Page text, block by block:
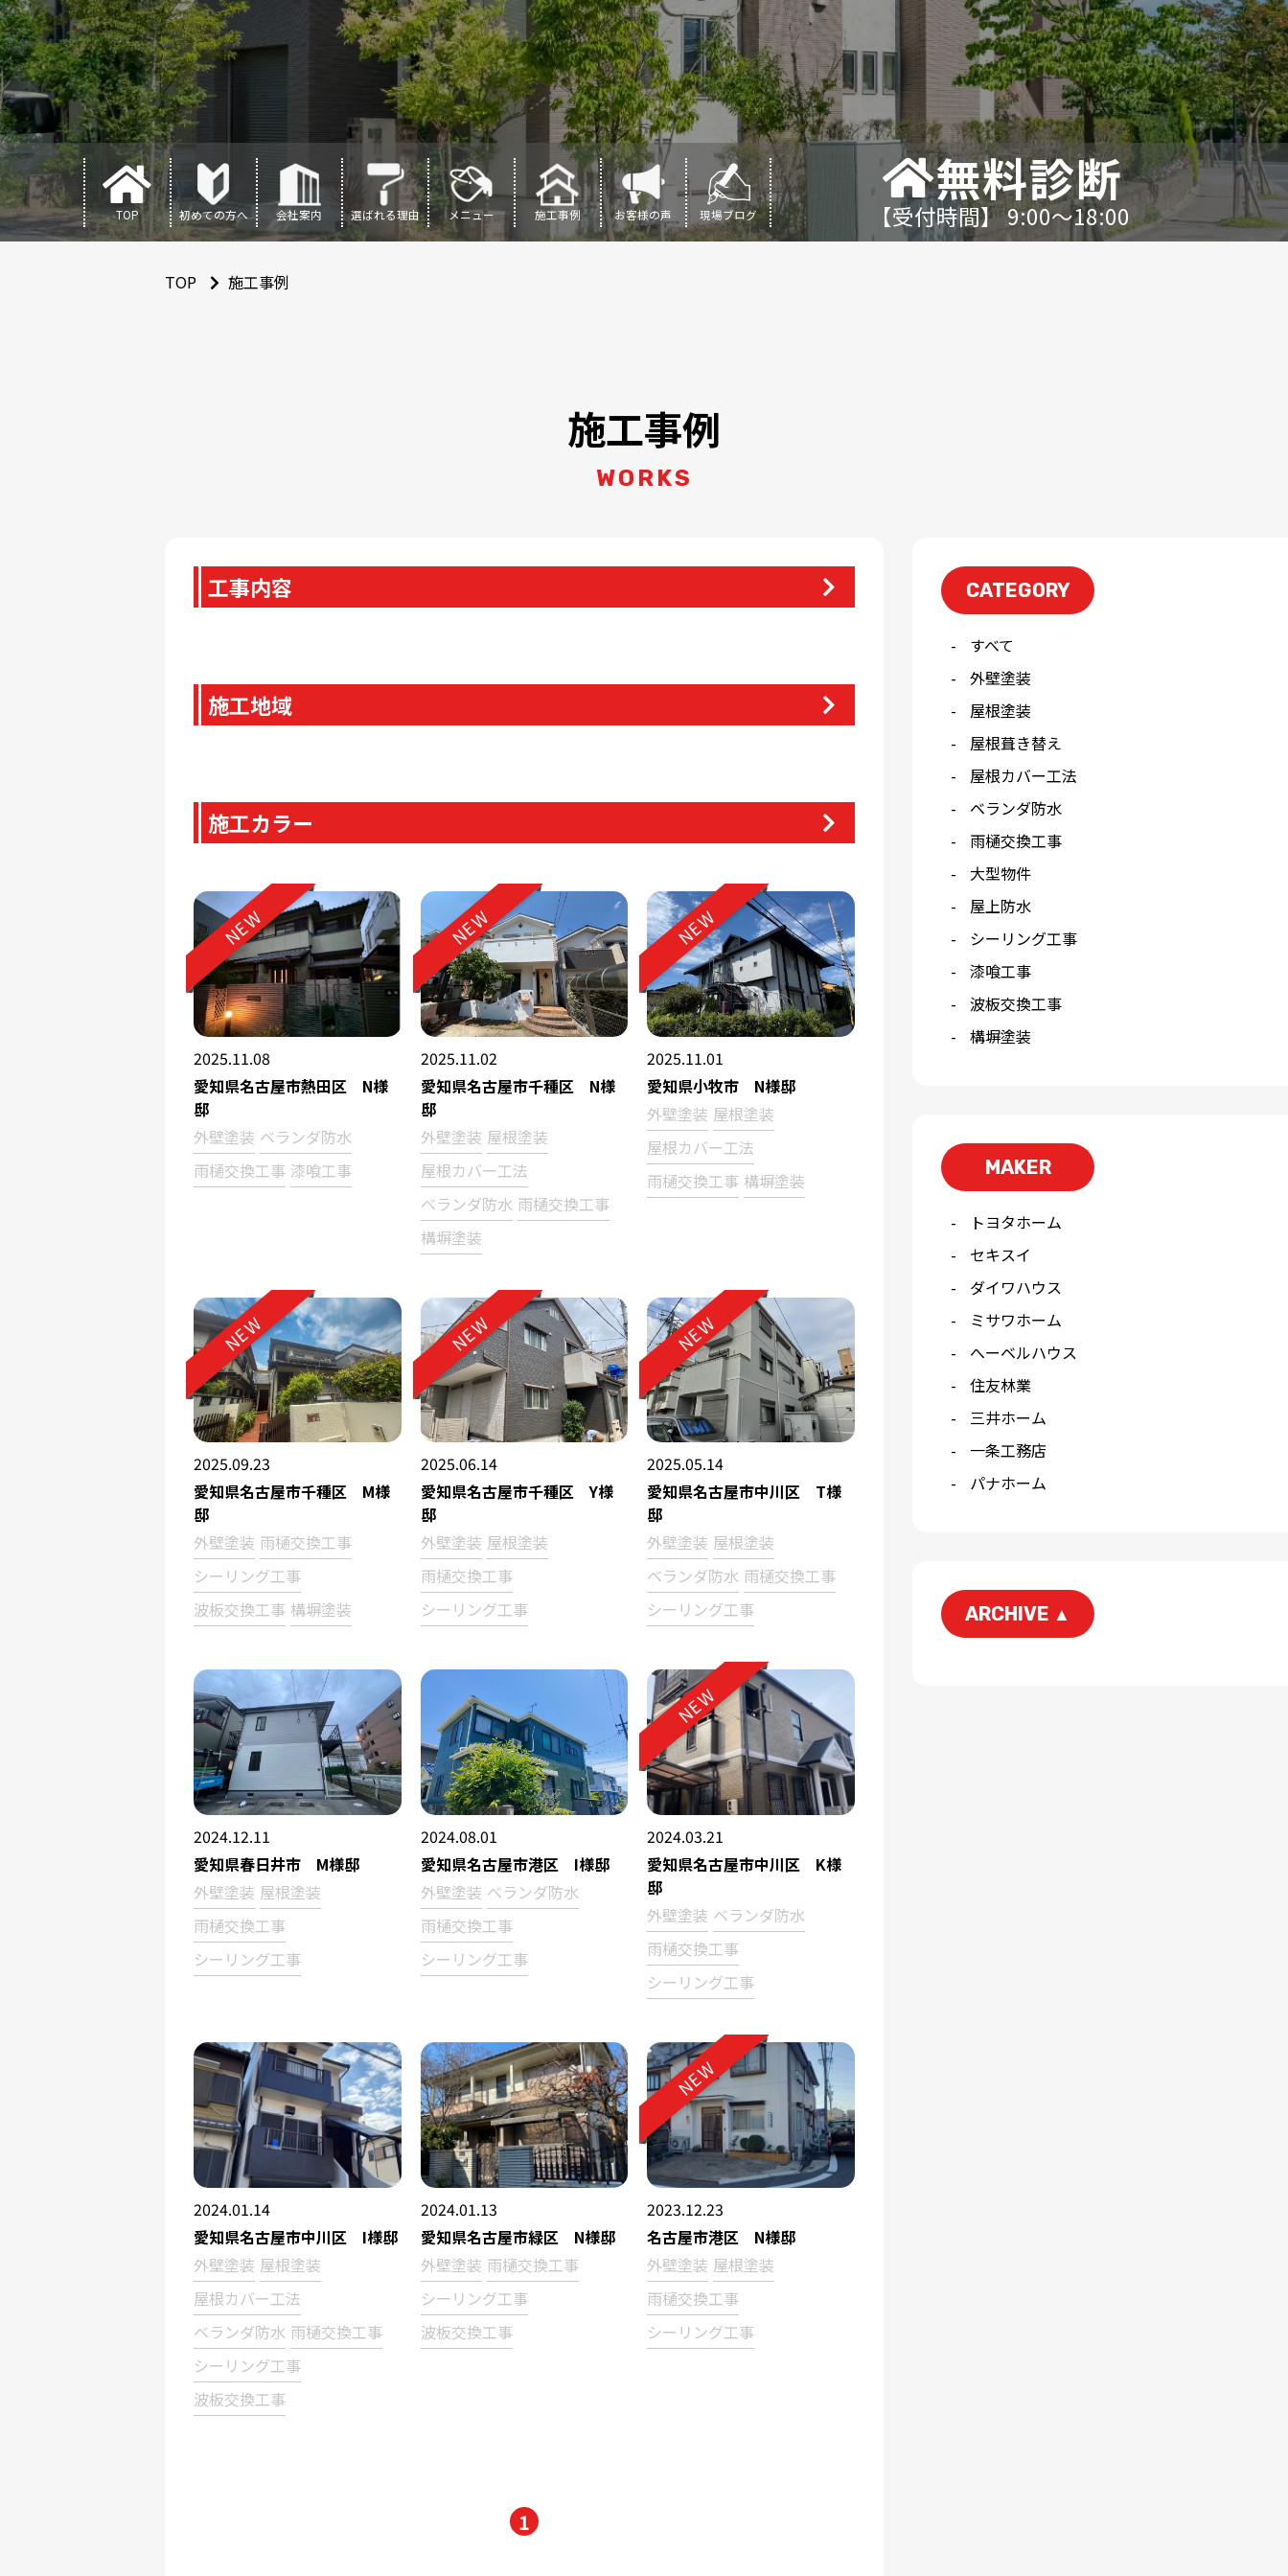
TOP 初めての方へ 会社案内 選ばれる理由 メニュー 施工事例 お客様の声 現場ブログ
無料診断
【受付時間】 9:00〜18:00
TOP 施工事例
施工事例
WORKS
工事内容
施工地域
施工カラー
2025.11.08
愛知県名古屋市熱田区 N様
邸
外壁塗装 ベランダ防水
雨樋交換工事 漆喰工事
NEW
2025.11.02
愛知県名古屋市千種区 N様
邸
外壁塗装 屋根塗装
屋根カバー工法
ベランダ防水 雨樋交換工事
構塀塗装
NEW
2025.11.01
愛知県小牧市 N様邸
外壁塗装 屋根塗装
屋根カバー工法
雨樋交換工事 構塀塗装
NEW
2025.09.23
愛知県名古屋市千種区 M様
邸
外壁塗装 雨樋交換工事
シーリング工事
波板交換工事 構塀塗装
NEW
2025.06.14
愛知県名古屋市千種区 Y様
邸
外壁塗装 屋根塗装
雨樋交換工事
シーリング工事
NEW
2025.05.14
愛知県名古屋市中川区 T様
邸
外壁塗装 屋根塗装
ベランダ防水 雨樋交換工事
シーリング工事
NEW
2024.12.11
愛知県春日井市 M様邸
外壁塗装 屋根塗装
雨樋交換工事
シーリング工事
2024.08.01
愛知県名古屋市港区 I様邸
外壁塗装 ベランダ防水
雨樋交換工事
シーリング工事
2024.03.21
愛知県名古屋市中川区 K様
邸
外壁塗装 ベランダ防水
雨樋交換工事
シーリング工事
NEW
2024.01.14
愛知県名古屋市中川区 I様邸
外壁塗装 屋根塗装
屋根カバー工法
ベランダ防水 雨樋交換工事
シーリング工事
波板交換工事
2024.01.13
愛知県名古屋市緑区 N様邸
外壁塗装 雨樋交換工事
シーリング工事
波板交換工事
2023.12.23
名古屋市港区 N様邸
外壁塗装 屋根塗装
雨樋交換工事
シーリング工事
NEW
1
CATEGORY
すべて
外壁塗装
屋根塗装
屋根葺き替え
屋根カバー工法
ベランダ防水
雨樋交換工事
大型物件
屋上防水
シーリング工事
漆喰工事
波板交換工事
構塀塗装
MAKER
トヨタホーム
セキスイ
ダイワハウス
ミサワホーム
へーベルハウス
住友林業
三井ホーム
一条工務店
パナホーム
ARCHIVE ▲